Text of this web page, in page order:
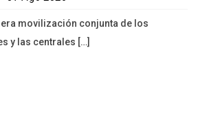
movilización conjunta de los
y las centrales […]